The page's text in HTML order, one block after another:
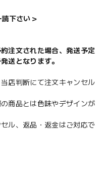
下さい＞
注文された場合、発送予定
送となります。
店判断にて注文キャンセル
商品とは色味やデザインが
ル、返品・返金はご対応で